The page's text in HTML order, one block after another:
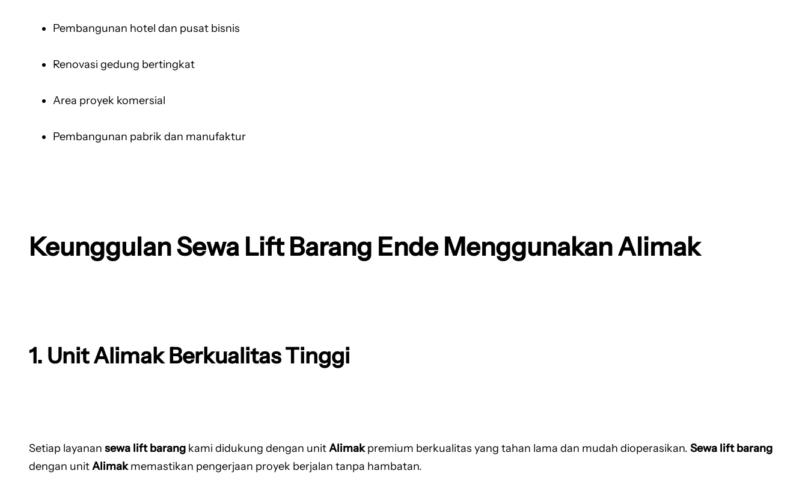
Pembangunan hotel dan pusat bisnis
Renovasi gedung bertingkat
Area proyek komersial
Pembangunan pabrik dan manufaktur
Keunggulan Sewa Lift Barang Ende Menggunakan Alimak
1. Unit Alimak Berkualitas Tinggi
Setiap layanan sewa lift barang kami didukung dengan unitAlimakpremium berkualitas yang tahan lama dan mudah dioperasikan. Sewa lift barang
dengan unitAlimakmemastikan pengerjaan proyek berjalan tanpa hambatan.